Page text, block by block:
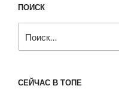
ПОИСК
СЕЙЧАС В ТОПЕ